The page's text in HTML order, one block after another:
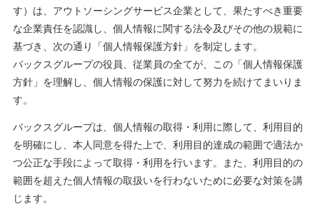
す）は、アウトソーシングサービス企業として、果たすべき重要
な企業責任を認識し、個人情報に関する法令及びその他の規範に
基づき、次の通り「個人情報保護方針」を制定します。
バックスグループの役員、従業員の全てが、この「個人情報保護
方針」を理解し、個人情報の保護に対して努力を続けてまいりま
す。
バックスグループは、個人情報の取得・利用に際して、利用目的
を明確にし、本人同意を得た上で、利用目的達成の範囲で適法か
つ公正な手段によって取得・利用を行います。また、利用目的の
範囲を超えた個人情報の取扱いを行わないために必要な対策を講
じます。